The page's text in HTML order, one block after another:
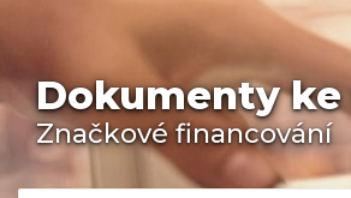
Dokumenty ke
Značkové financování